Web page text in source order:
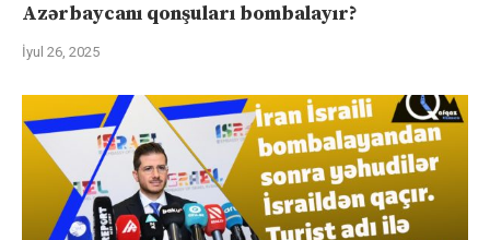
Azərbaycanı qonşuları bombalayır?
İyul 26, 2025